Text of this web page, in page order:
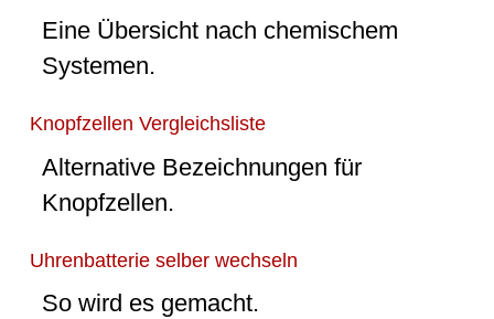
Eine Übersicht nach chemischem
Systemen.
Knopfzellen Vergleichsliste
Alternative Bezeichnungen für
Knopfzellen.
Uhrenbatterie selber wechseln
So wird es gemacht.